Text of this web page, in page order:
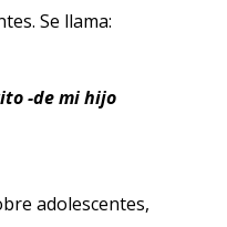
Se llama:
-de mi hijo
adolescentes,